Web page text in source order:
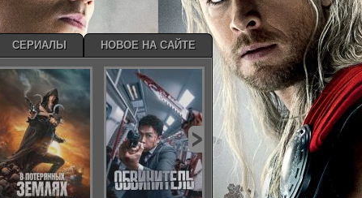
СЕРИАЛЫ НОВОЕ НА САЙТЕ